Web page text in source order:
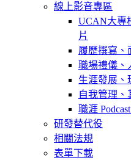
線上影音專區
UCAN大專
片
履歷撰寫、
職場禮儀、
生涯發展、
自我管理、
職涯
研發替代役
相關法規
表單下載